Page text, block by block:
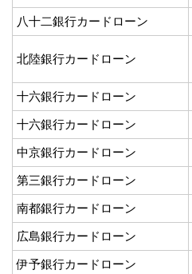
八十二銀行カードローン
北陸銀行カードローン
十六銀行カードローン
十六銀行カードローン
中京銀行カードローン
第三銀行カードローン
南都銀行カードローン
広島銀行カードローン
伊予銀行カードローン